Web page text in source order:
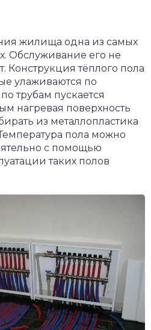
жилища одна из самых
Обслуживание его не
Конструкция тёплого пола
улаживаются по
трубам пускается
нагревая поверхность
из металлопластика
пола можно
с помощью
таких полов